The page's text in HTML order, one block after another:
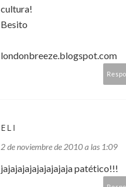
cultura!
Besito
londonbreeze.blogspot.com
ELI
2 de noviembre de 2010 a las 1:09
jajajajajajajajajaja patético!!!